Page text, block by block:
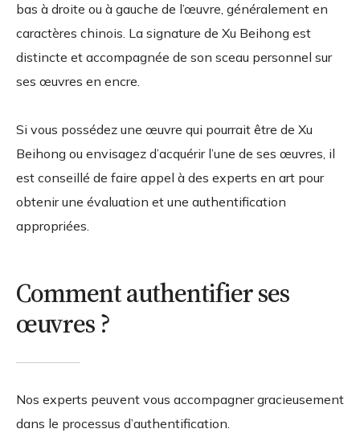
bas à droite ou à gauche de l’œuvre, généralement en
caractères chinois. La signature de Xu Beihong est
distincte et accompagnée de son sceau personnel sur
ses œuvres en encre.
Si vous possédez une œuvre qui pourrait être de Xu
Beihong ou envisagez d’acquérir l’une de ses œuvres, il
est conseillé de faire appel à des experts en art pour
obtenir une évaluation et une authentification
appropriées.
Comment authentifier ses
œuvres ?
Nos experts peuvent vous accompagner gracieusement
dans le processus d’authentification.